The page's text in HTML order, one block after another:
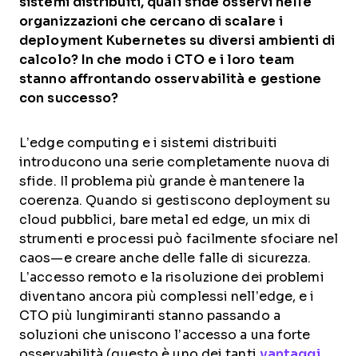
organizzazioni che cercano di scalare i
deployment Kubernetes su diversi ambienti di
calcolo? In che modo i CTO e i loro team
stanno affrontando osservabilità e gestione
con successo?
L’edge computing e i sistemi distribuiti
introducono una serie completamente nuova di
sfide. Il problema più grande è mantenere la
coerenza. Quando si gestiscono deployment su
cloud pubblici, bare metal ed edge, un mix di
strumenti e processi può facilmente sfociare nel
caos—e creare anche delle falle di sicurezza.
L’accesso remoto e la risoluzione dei problemi
diventano ancora più complessi nell’edge, e i
CTO più lungimiranti stanno passando a
soluzioni che uniscono l’accesso a una forte